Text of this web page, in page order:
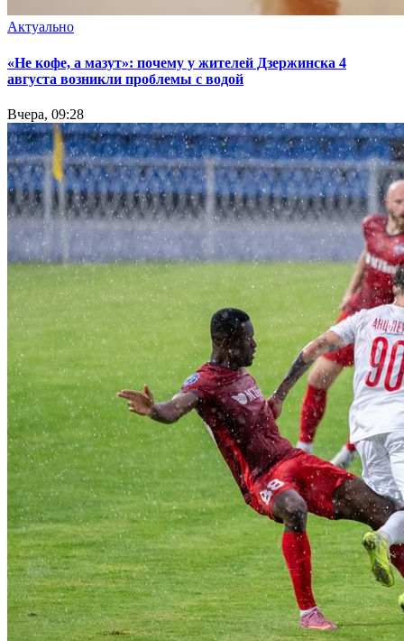
Актуально
«Не кофе, а мазут»: почему у жителей Дзержинска 4
августа возникли проблемы с водой
Вчера, 09:28